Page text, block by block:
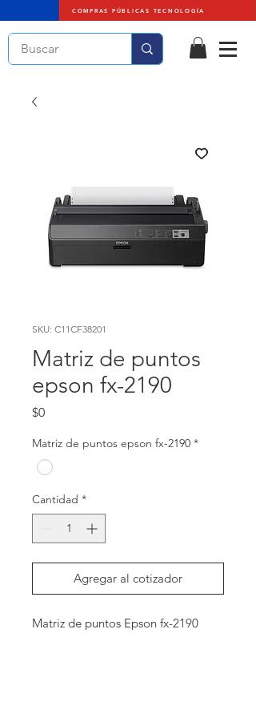
COMPRAS PÚBLICAS TECNOLOGÍA
SKU: C11CF38201
Matriz de puntos
epson fx-2190
$0Precio
Matriz de puntos epson fx-2190 *
Cantidad *
Agregar al cotizador
Matriz de puntos Epson fx-2190